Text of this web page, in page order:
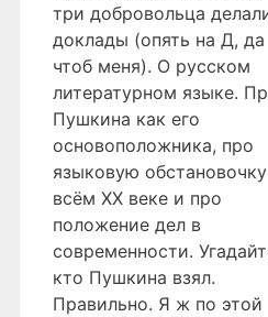
три добровольца
доклады (опять на Д, да
чтоб меня). О русском
литературном языке.
Пушкина как его
основоположника, про
языковую
всём ХХ веке и про
положение дел в
современности.
кто Пушкина взял.
Правильно. Я ж по этой